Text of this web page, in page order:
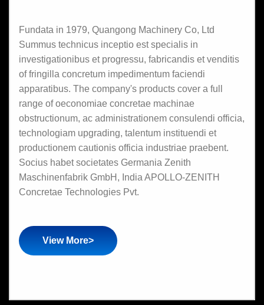
Fundata in 1979, Quangong Machinery Co, Ltd
Summus technicus inceptio est specialis in
investigationibus et progressu, fabricandis et venditis
of fringilla concretum impedimentum faciendi
apparatibus. The company's products cover a full
range of oeconomiae concretae machinae
obstructionum, ac administrationem consulendi officia,
technologiam upgrading, talentum instituendi et
productionem cautionis officia industriae praebent.
Socius habet societates Germania Zenith
Maschinenfabrik GmbH, India APOLLO-ZENITH
Concretae Technologies Pvt.
View More>